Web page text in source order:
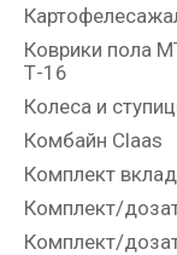
Коврики пола
Т-16
Колеса и
Комбайн Claas
Комплект
Комплект/
Комплект/